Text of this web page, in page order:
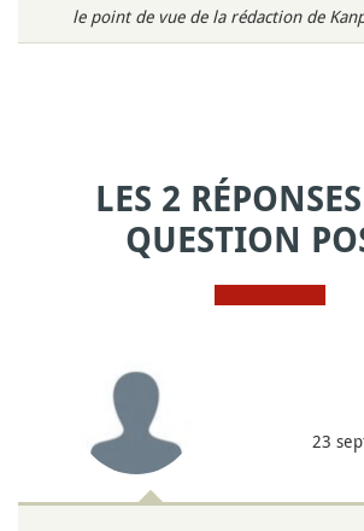
le point de vue de la rédaction de
LES 2
QUESTION
23